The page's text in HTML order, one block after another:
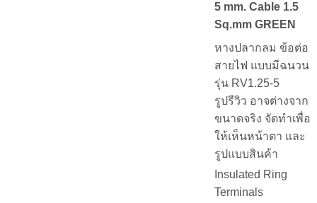
5 mm. Cable 1.5
Sq.mm GREEN
หางปลากลม ข้อต่อ
สายไฟ แบบมีฉนวน
รุ่น RV1.25-5
รูปรีวิว อาจต่างจาก
ขนาดจริง จัดทำเพื่อ
ให้เห็นหน้าตา และ
รูปแบบสินค้า
Insulated Ring
Terminals